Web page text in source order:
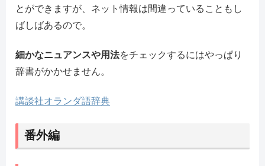
とができますが、ネット情報は間違っていることもし
ばしばあるので。
細かなニュアンスや用法をチェックするにはやっぱり
辞書がかかせません。
講談社オランダ語辞典
番外編